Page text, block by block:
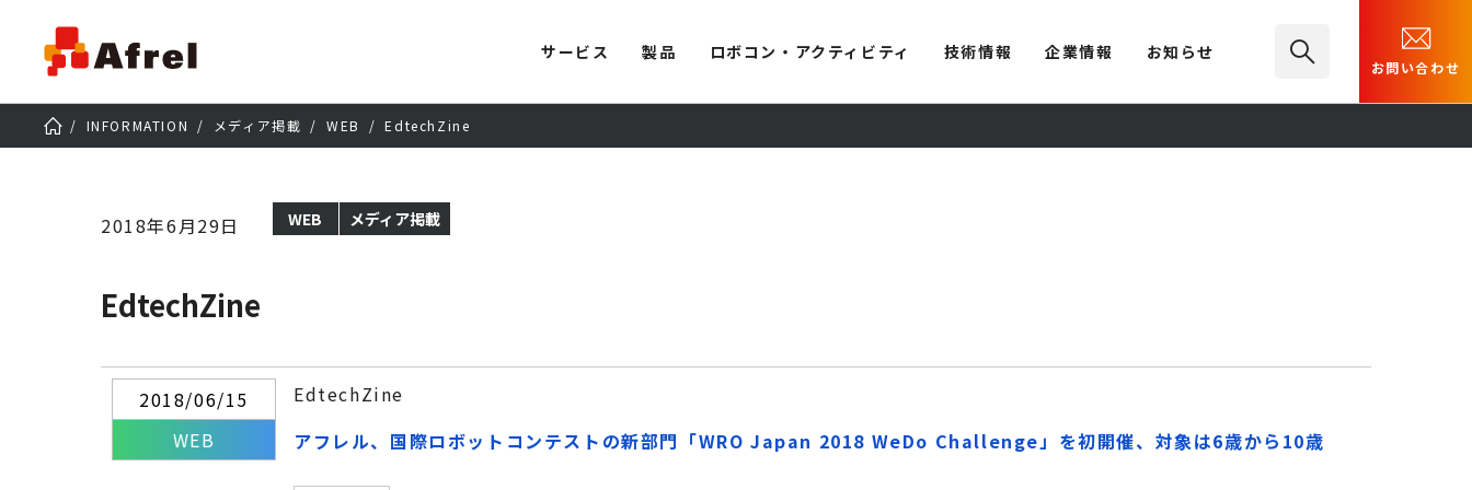
サービス 製品 ロボコン・アクティビティ 技術情報 企業情報 お知らせ
お問い合わせ
INFORMATION メディア掲載 WEB EdtechZine
2018年6月29日 WEB メディア掲載
EdtechZine
2018/06/15
WEB
EdtechZine
アフレル、国際ロボットコンテストの新部門「WRO Japan 2018 WeDo Challenge」を初開催、対象は6歳から10歳